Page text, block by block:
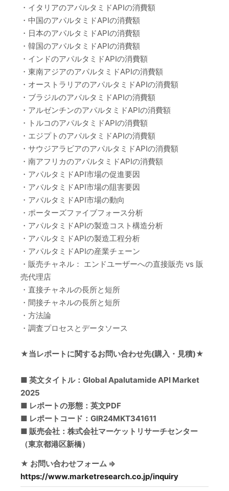
・イタリアのアパルタミドAPIの消費額
・中国のアパルタミドAPIの消費額
・日本のアパルタミドAPIの消費額
・韓国のアパルタミドAPIの消費額
・インドのアパルタミドAPIの消費額
・東南アジアのアパルタミドAPIの消費額
・オーストラリアのアパルタミドAPIの消費額
・ブラジルのアパルタミドAPIの消費額
・アルゼンチンのアパルタミドAPIの消費額
・トルコのアパルタミドAPIの消費額
・エジプトのアパルタミドAPIの消費額
・サウジアラビアのアパルタミドAPIの消費額
・南アフリカのアパルタミドAPIの消費額
・アパルタミドAPI市場の促進要因
・アパルタミドAPI市場の阻害要因
・アパルタミドAPI市場の動向
・ポーターズファイブフォース分析
・アパルタミドAPIの製造コスト構造分析
・アパルタミドAPIの製造工程分析
・アパルタミドAPIの産業チェーン
・販売チャネル： エンドユーザーへの直接販売 vs 販
売代理店
・直接チャネルの長所と短所
・間接チャネルの長所と短所
・方法論
・調査プロセスとデータソース
★当レポートに関するお問い合わせ先(購入・見積)★
■ 英文タイトル：Global Apalutamide API Market
2025
■ レポートの形態：英文PDF
■ レポートコード：GIR24MKT341611
■ 販売会社：株式会社マーケットリサーチセンター
（東京都港区新橋）
★ お問い合わせフォーム ⇒
https://www.marketresearch.co.jp/inquiry